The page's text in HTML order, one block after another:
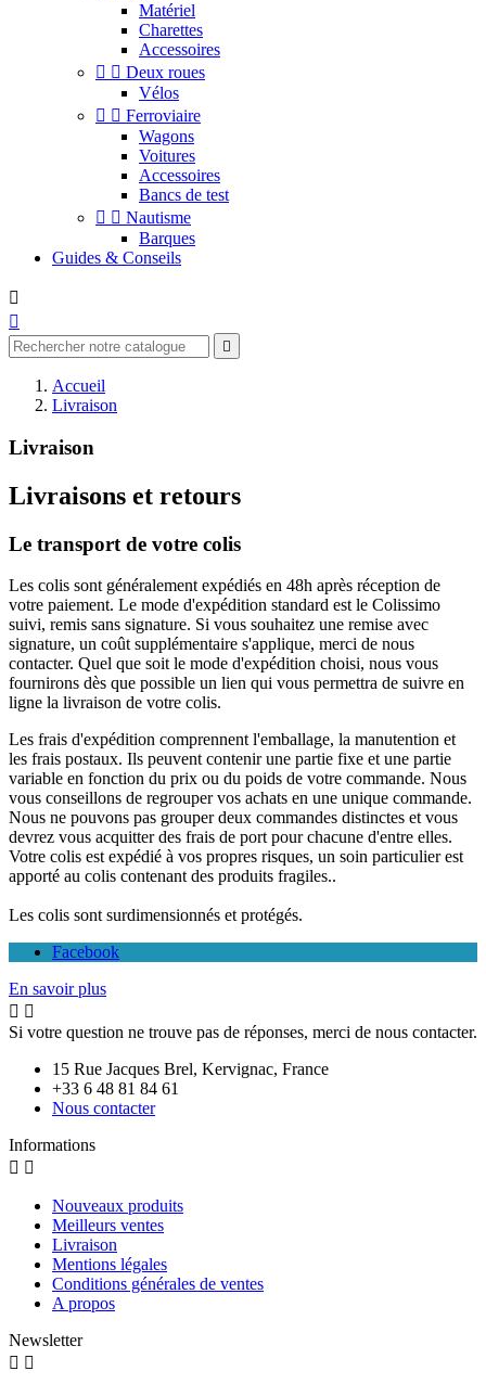
Matériel
Charettes
Accessoires
  Deux roues
Vélos
  Ferroviaire
Wagons
Voitures
Accessoires
Bancs de test
  Nautisme
Barques
Guides & Conseils



Accueil
Livraison
Livraison
Livraisons et retours
Le transport de votre colis
Les colis sont généralement expédiés en 48h après réception de
votre paiement. Le mode d'expédition standard est le Colissimo
suivi, remis sans signature. Si vous souhaitez une remise avec
signature, un coût supplémentaire s'applique, merci de nous
contacter. Quel que soit le mode d'expédition choisi, nous vous
fournirons dès que possible un lien qui vous permettra de suivre en
ligne la livraison de votre colis.
Les frais d'expédition comprennent l'emballage, la manutention et
les frais postaux. Ils peuvent contenir une partie fixe et une partie
variable en fonction du prix ou du poids de votre commande. Nous
vous conseillons de regrouper vos achats en une unique commande.
Nous ne pouvons pas grouper deux commandes distinctes et vous
devrez vous acquitter des frais de port pour chacune d'entre elles.
Votre colis est expédié à vos propres risques, un soin particulier est
apporté au colis contenant des produits fragiles..
Les colis sont surdimensionnés et protégés.
Facebook
En savoir plus
 
Si votre question ne trouve pas de réponses, merci de nous contacter.
15 Rue Jacques Brel, Kervignac, France
+33 6 48 81 84 61
Nous contacter
Informations
 
Nouveaux produits
Meilleurs ventes
Livraison
Mentions légales
Conditions générales de ventes
A propos
Newsletter
 